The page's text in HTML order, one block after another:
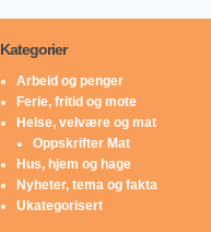
Kategorier
Arbeid og penger
Ferie, fritid og mote
Helse, velvære og mat
Oppskrifter Mat
Hus, hjem og hage
Nyheter, tema og fakta
Ukategorisert